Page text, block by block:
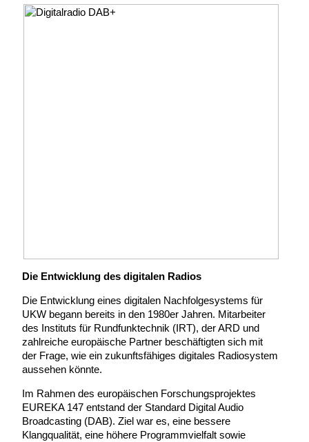
Die Entwicklung des digitalen Radios
Die Entwicklung eines digitalen Nachfolgesystems für
UKW begann bereits in den 1980er Jahren. Mitarbeiter
des Instituts für Rundfunktechnik (IRT), der ARD und
zahlreiche europäische Partner beschäftigten sich mit
der Frage, wie ein zukunftsfähiges digitales Radiosystem
aussehen könnte.
Im Rahmen des europäischen Forschungsprojektes
EUREKA 147 entstand der Standard Digital Audio
Broadcasting (DAB). Ziel war es, eine bessere
Klangqualität, eine höhere Programmvielfalt sowie